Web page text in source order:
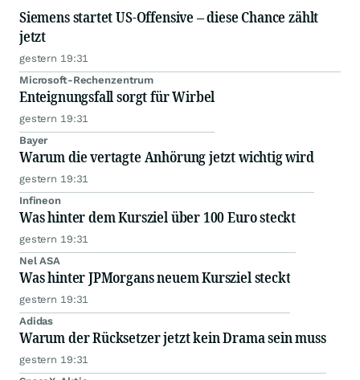
Siemens startet US-Offensive – diese Chance zählt
jetzt
gestern 19:31
Microsoft-Rechenzentrum
Enteignungsfall sorgt für Wirbel
gestern 19:31
Bayer
Warum die vertagte Anhörung jetzt wichtig wird
gestern 19:31
Infineon
Was hinter dem Kursziel über 100 Euro steckt
gestern 19:31
Nel ASA
Was hinter JPMorgans neuem Kursziel steckt
gestern 19:31
Adidas
Warum der Rücksetzer jetzt kein Drama sein muss
gestern 19:31